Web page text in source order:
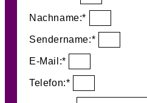
Nachname:*
Sendername:*
E-Mail:*
Telefon:*